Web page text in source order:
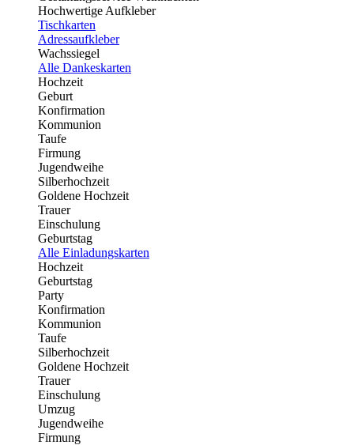
Hochwertige Aufkleber
Tischkarten
Adressaufkleber
Wachssiegel
Alle Dankeskarten
Hochzeit
Geburt
Konfirmation
Kommunion
Taufe
Firmung
Jugendweihe
Silberhochzeit
Goldene Hochzeit
Trauer
Einschulung
Geburtstag
Alle Einladungskarten
Hochzeit
Geburtstag
Party
Konfirmation
Kommunion
Taufe
Silberhochzeit
Goldene Hochzeit
Trauer
Einschulung
Umzug
Jugendweihe
Firmung